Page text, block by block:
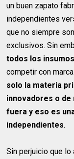
un buen zapato
independientes
que no siempre
exclusivos. Sin
todos los insumos
competir con
solo la materia
innovadores o
fuera y eso es
independientes.
Sin perjuicio que lo